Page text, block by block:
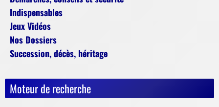
Indispensables
Jeux Vidéos
Nos Dossiers
Succession, décès, héritage
Moteur de recherche